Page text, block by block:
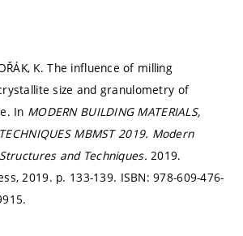
K. The influence of milling
size and granulometry of
In MODERN BUILDING MATERIALS,
MBMST 2019. Modern
and Techniques.2019.
2019. p. 133-139. ISBN: 978-609-476-